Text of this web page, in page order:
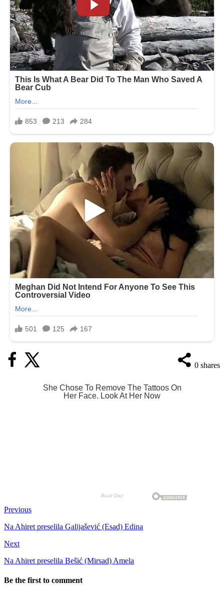
0 shares
Previous
Na Ahiret preselila Galijašević (Esad) Edina
Next
Na Ahiret preselila Bešić (Mirsad) Amela
Be the first to comment